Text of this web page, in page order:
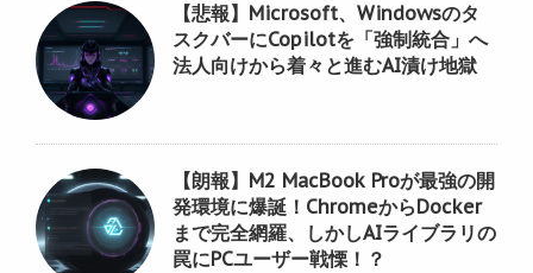
【悲報】Microsoft、Windowsのタ
スクバーにCopilotを「強制統合」へ
法人向けから着々と進むAI漬け地獄
【朗報】M2 MacBook Proが最強の開
発環境に爆誕！ChromeからDocker
まで完全網羅、しかしAIライブラリの
罠にPCユーザー戦慄！？